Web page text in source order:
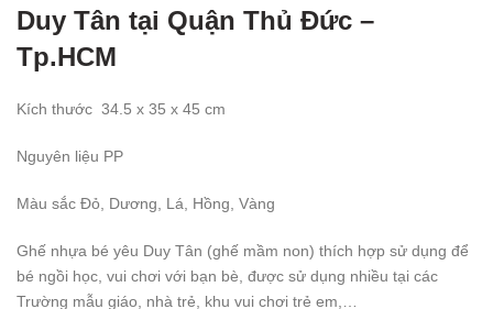
Duy Tân tại Quận Thủ Đức –
Tp.HCM
Kích thước 34.5 x 35 x 45 cm
Nguyên liệu PP
Màu sắc Đỏ , Dương, Lá, Hồng, Vàng
Ghế nhựa bé yêu Duy Tân (ghế mầm non) thích hợp sử dụng để
bé ngồi học, vui chơi với bạn bè, được sử dụng nhiều tại các
Trường mẫu giáo, nhà trẻ, khu vui chơi trẻ em,…